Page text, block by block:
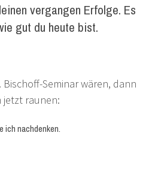
vergangen Erfolge. Es
gut du heute bist.
Bischoff-Seminar wären, dann
jetzt raunen:
ich nachdenken.